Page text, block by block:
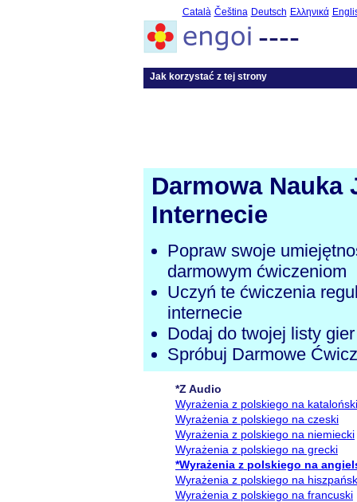
Català Čeština Deutsch Ελληνικά
----
Jak korzystać z tej strony
Darmowa Nauka
Internecie
Popraw swoje
darmowym ćwiczeniom
Uczyń te ćwiczenia
internecie
Dodaj do twojej listy
Spróbuj Darmowe
*Z Audio
Wyrażenia z polskiego na kataloński
Wyrażenia z polskiego na czeski
Wyrażenia z polskiego na niemiecki
Wyrażenia z polskiego na grecki
*Wyrażenia z polskiego na
Wyrażenia z polskiego na
Wyrażenia z polskiego na francuski